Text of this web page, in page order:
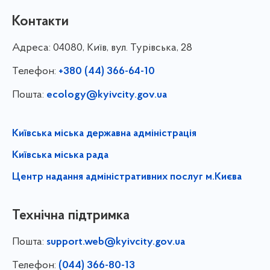
Контакти
Адреса: 04080, Київ, вул. Турівська, 28
Телефон: +380 (44) 366-64-10
Пошта: ecology@kyivcity.gov.ua
Київська міська державна адміністрація
Київська міська рада
Центр надання адміністративних послуг м.Києва
Технічна підтримка
Пошта: support.web@kyivcity.gov.ua
Телефон: (044) 366-80-13